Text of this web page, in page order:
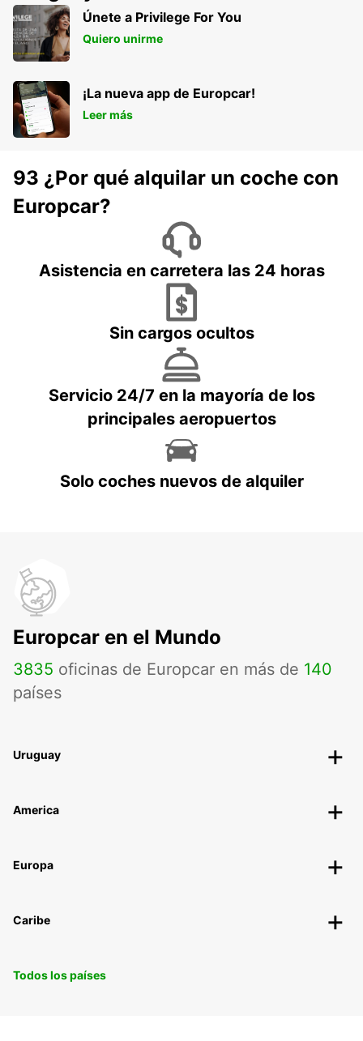
Únete a Privilege For You
Quiero unirme
¡La nueva app de Europcar!
Leer más
93 ¿Por qué alquilar un coche con
Europcar?
Asistencia en carretera las 24 horas
Sin cargos ocultos
Servicio 24/7 en la mayoría de los
principales aeropuertos
Solo coches nuevos de alquiler
Europcar en el Mundo
3835 oficinas de Europcar en más de 140
países
Uruguay
America
Europa
Caribe
Todos los países